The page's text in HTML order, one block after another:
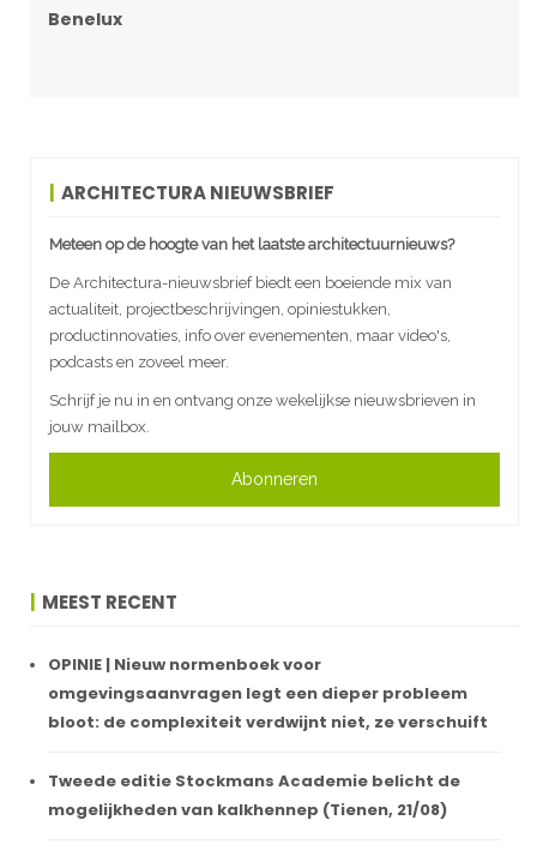
Benelux
ARCHITECTURA NIEUWSBRIEF
Meteen op de hoogte van het laatste architectuurnieuws?
De Architectura-nieuwsbrief biedt een boeiende mix van
actualiteit, projectbeschrijvingen, opiniestukken,
productinnovaties, info over evenementen, maar video's,
podcasts en zoveel meer.
Schrijf je nu in en ontvang onze wekelijkse nieuwsbrieven in
jouw mailbox.
Abonneren
MEEST RECENT
OPINIE | Nieuw normenboek voor
omgevingsaanvragen legt een dieper probleem
bloot: de complexiteit verdwijnt niet, ze verschuift
Tweede editie Stockmans Academie belicht de
mogelijkheden van kalkhennep (Tienen, 21/08)